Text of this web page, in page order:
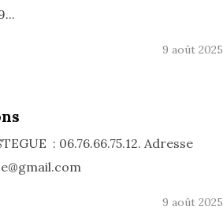
9 août 2025
: 06.76.66.75.12. Adresse
9 août 2025